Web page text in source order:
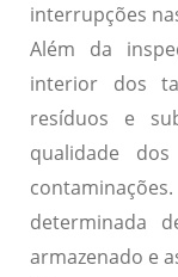
interrupções
Além da
interior dos
resíduos e
qualidade
contaminações.
determinada
armazenado e